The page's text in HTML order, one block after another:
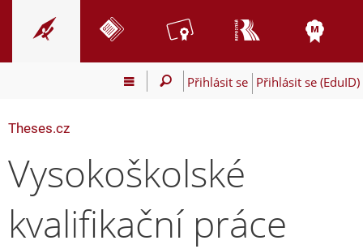
Přihlásit se Přihlásit se (EduID)
Theses.cz
Vysokoškolské
kvalifikační práce